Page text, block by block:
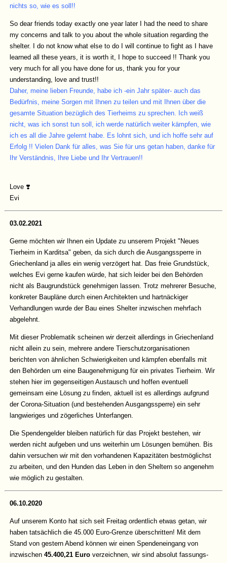
nichts so, wie es soll!!
So dear friends today exactly one year later I had the need to share
my concerns and talk to you about the whole situation regarding the
shelter. I do not know what else to do I will continue to fight as I have
learned all these years, it is worth it, I hope to succeed !! Thank you
very much for all you have done for us, thank you for your
understanding, love and trust!!
Daher, meine lieben Freunde, habe ich -ein Jahr später- auch das
Bedürfnis, meine Sorgen mit Ihnen zu teilen und mit Ihnen über die
gesamte Situation bezüglich des Tierheims zu sprechen. Ich weiß
nicht, was ich sonst tun soll, ich werde natürlich weiter kämpfen, wie
ich es all die Jahre gelernt habe. Es lohnt sich, und ich hoffe sehr auf
Erfolg !! Vielen Dank für alles, was Sie für uns getan haben, danke für
Ihr Verständnis, Ihre Liebe und Ihr Vertrauen!!
Love ❣️
Evi
03.02.2021
Gerne möchten wir Ihnen ein Update zu unserem Projekt "Neues
Tierheim in Karditsa" geben, da sich durch die Ausgangssperre in
Griechenland ja alles ein wenig verzögert hat. Das freie Grundstück,
welches Evi gerne kaufen würde, hat sich leider bei den Behörden
nicht als Baugrundstück genehmigen lassen. Trotz mehrerer Besuche,
konkreter Baupläne durch einen Architekten und hartnäckiger
Verhandlungen wurde der Bau eines Shelter inzwischen mehrfach
abgelehnt.
Mit dieser Problematik scheinen wir derzeit allerdings in Griechenland
nicht allein zu sein, mehrere andere Tierschutzorganisationen
berichten von ähnlichen Schwierigkeiten und kämpfen ebenfalls mit
den Behörden um eine Baugenehmigung für ein privates Tierheim. Wir
stehen hier im gegenseitigen Austausch und hoffen eventuell
gemeinsam eine Lösung zu finden, aktuell ist es allerdings aufgrund
der Corona-Situation (und bestehenden Ausgangssperre) ein sehr
langwieriges und zögerliches Unterfangen.
Die Spendengelder bleiben natürlich für das Projekt bestehen, wir
werden nicht aufgeben und uns weiterhin um Lösungen bemühen. Bis
dahin versuchen wir mit den vorhandenen Kapazitäten bestmöglichst
zu arbeiten, und den Hunden das Leben in den Sheltern so angenehm
wie möglich zu gestalten.
06.10.2020
Auf unserem Konto hat sich seit Freitag ordentlich etwas getan, wir
haben tatsächlich die 45.000 Euro-Grenze überschritten! Mit dem
Stand von gestern Abend können wir einen Spendeneingang von
inzwischen45.400,21 Euro verzeichnen, wir sind absolut fassungs-